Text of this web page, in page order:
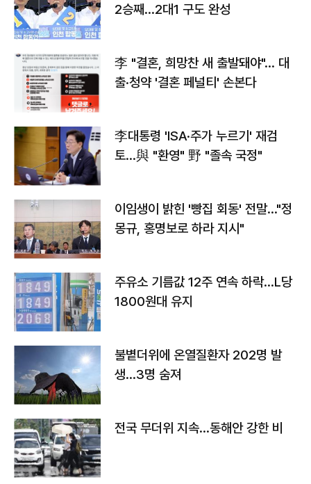
2승째…2대1 구도 완성
李 "결혼, 희망찬 새 출발돼야"… 대
출·청약 '결혼 페널티' 손본다
李대통령 'ISA·주가 누르기' 재검
토…與 "환영" 野 "졸속 국정"
이임생이 밝힌 '빵집 회동' 전말…"정
몽규, 홍명보로 하라 지시"
주유소 기름값 12주 연속 하락…L당
1800원대 유지
불볕더위에 온열질환자 202명 발
생…3명 숨져
전국 무더위 지속…동해안 강한 비